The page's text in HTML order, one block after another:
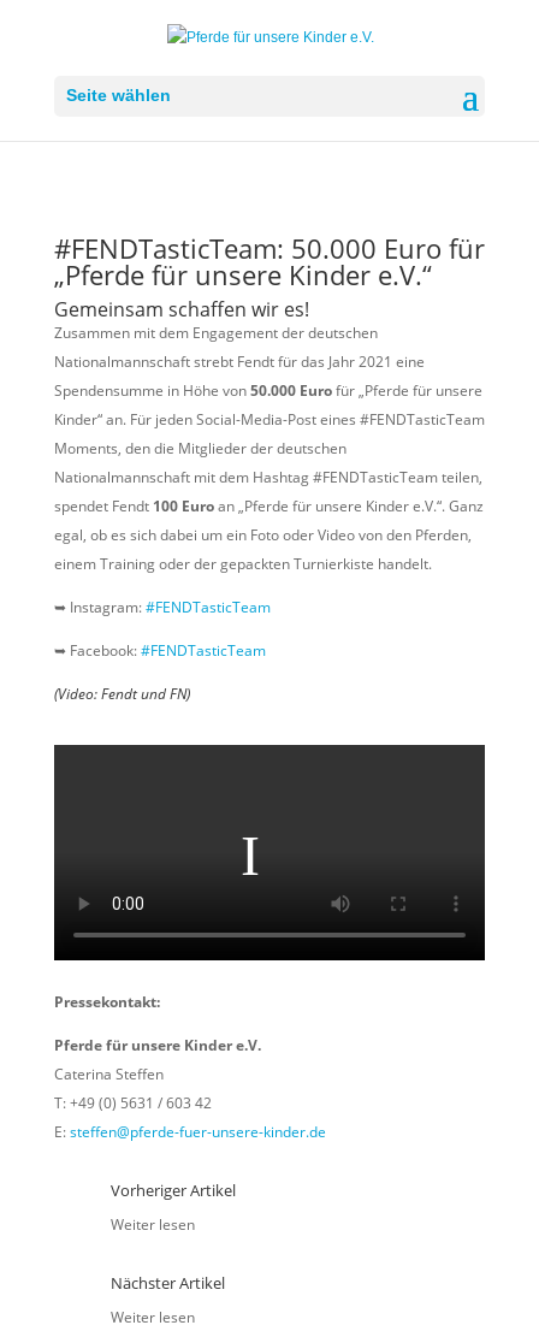
Seite wählen
#FENDTasticTeam: 50.000 Euro für
„Pferde für unsere Kinder e.V.“
Gemeinsam schaffen wir es!
Zusammen mit dem Engagement der deutschen
Nationalmannschaft strebt Fendt für das Jahr 2021 eine
Spendensumme in Höhe von50.000 Eurofür „Pferde für unsere
Kinder“ an. Für jeden Social-Media-Post eines #FENDTasticTeam
Moments, den die Mitglieder der deutschen
Nationalmannschaft mit dem Hashtag #FENDTasticTeam teilen,
spendet Fendt 100 Euroan „Pferde für unsere Kinder e.V.“. Ganz
egal, ob es sich dabei um ein Foto oder Video von den Pferden,
einem Training oder der gepackten Turnierkiste handelt.
➥ Instagram:#FENDTasticTeam
➥ Facebook:#FENDTasticTeam
(Video: Fendt und FN)
Pressekontakt:
Pferde für unsere Kinder e.V.
Caterina Steffen
T: +49 (0) 5631 / 603 42
E:steffen@pferde-fuer-unsere-kinder.de
Vorheriger Artikel
Weiter lesen
Nächster Artikel
Weiter lesen